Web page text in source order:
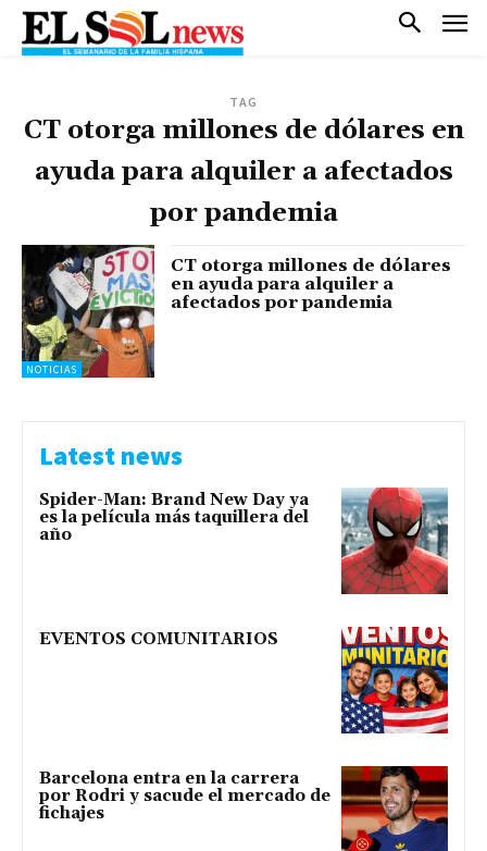
TAG
CT otorga millones de dólares en
ayuda para alquiler a afectados
por pandemia
NOTICIAS
CT otorga millones de dólares
en ayuda para alquiler a
afectados por pandemia
Latest news
Spider-Man: Brand New Day ya
es la película más taquillera del
año
EVENTOS COMUNITARIOS
Barcelona entra en la carrera
por Rodri y sacude el mercado de
fichajes